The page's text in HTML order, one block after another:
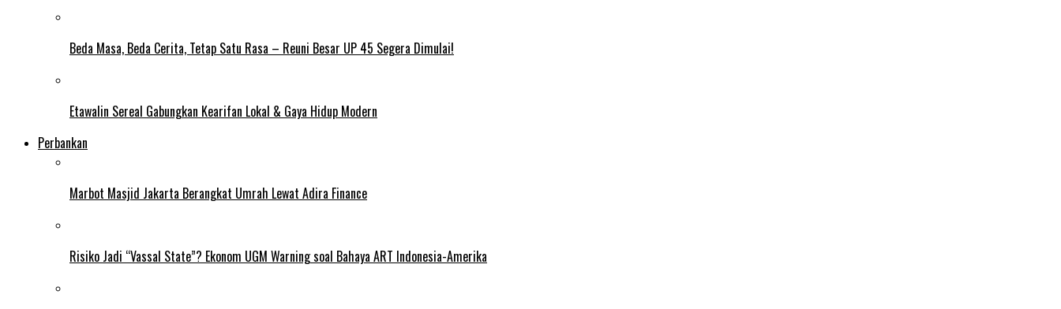
Beda Masa, Beda Cerita, Tetap Satu Rasa – Reuni Besar UP 45 Segera Dimulai!
Etawalin Sereal Gabungkan Kearifan Lokal & Gaya Hidup Modern
Perbankan
Marbot Masjid Jakarta Berangkat Umrah Lewat Adira Finance
Risiko Jadi “Vassal State”? Ekonom UGM Warning soal Bahaya ART Indonesia-Amerika